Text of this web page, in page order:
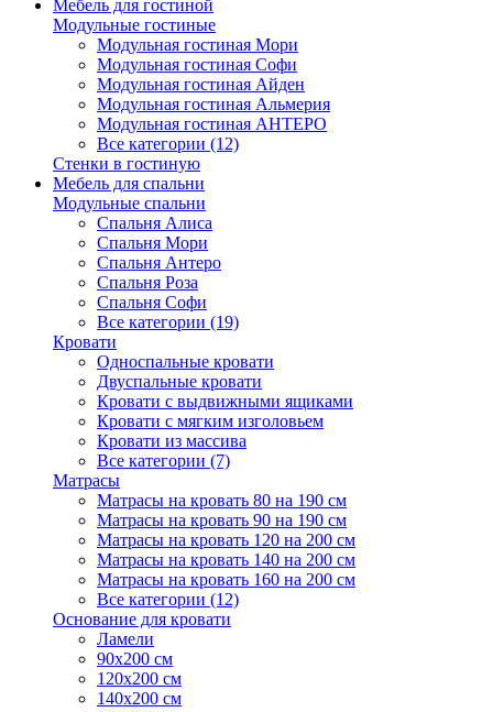
Мебель для гостиной
Модульные гостиные
Модульная гостиная Мори
Модульная гостиная Софи
Модульная гостиная Айден
Модульная гостиная Альмерия
Модульная гостиная АНТЕРО
Все категории (12)
Стенки в гостиную
Мебель для спальни
Модульные спальни
Спальня Алиса
Спальня Мори
Спальня Антеро
Спальня Роза
Спальня Софи
Все категории (19)
Кровати
Односпальные кровати
Двуспальные кровати
Кровати с выдвижными ящиками
Кровати с мягким изголовьем
Кровати из массива
Все категории (7)
Матрасы
Матрасы на кровать 80 на 190 см
Матрасы на кровать 90 на 190 см
Матрасы на кровать 120 на 200 см
Матрасы на кровать 140 на 200 см
Матрасы на кровать 160 на 200 см
Все категории (12)
Основание для кровати
Ламели
90х200 см
120х200 см
140х200 см